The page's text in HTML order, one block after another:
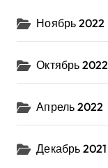
Ноябрь 2022
Октябрь 2022
Апрель 2022
Декабрь 2021